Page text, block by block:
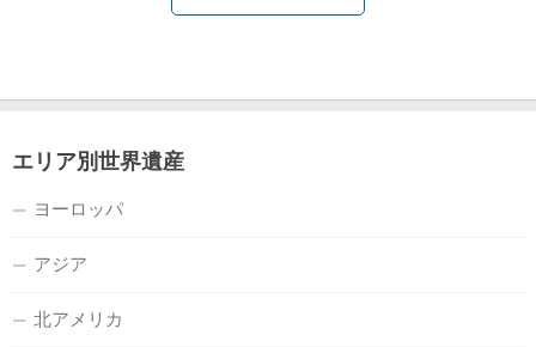
エリア別世界遺産
ヨーロッパ
アジア
北アメリカ